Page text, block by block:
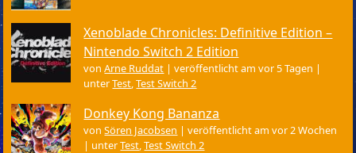
Xenoblade Chronicles: Definitive Edition –
Nintendo Switch 2 Edition
vonArne Ruddat |veröffentlicht am vor 5 Tagen |
unterTest,Test Switch 2
Donkey Kong Bananza
vonSören Jacobsen |veröffentlicht am vor 2 Wochen
| unterTest,Test Switch 2